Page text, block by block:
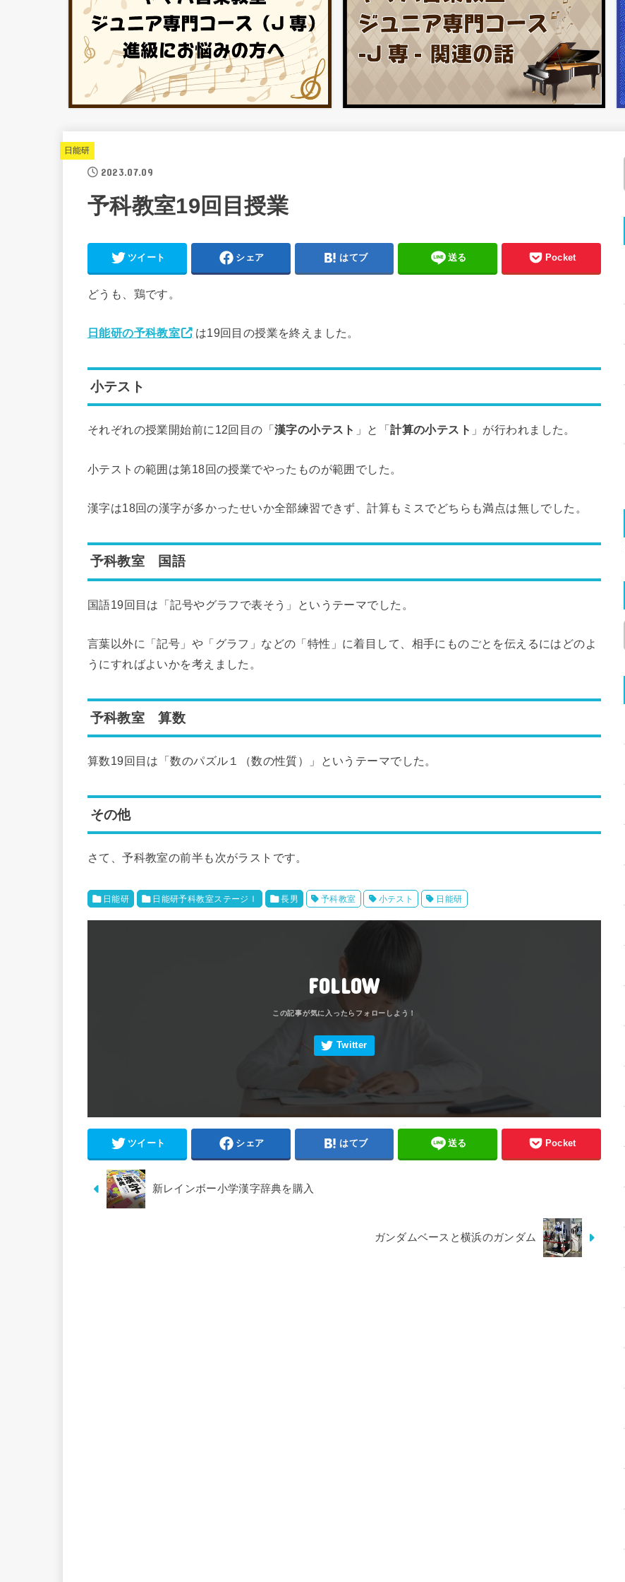
日能研
2023.07.09
予科教室19回目授業
ツイート シェア はてブ 送る Pocket
どうも、鶏です。
日能研の予科教室 は19回目の授業を終えました。
小テスト
それぞれの授業開始前に12回目の「漢字の小テスト 」と「計算の小テスト 」が行われました。
小テストの範囲は第18回の授業でやったものが範囲でした。
漢字は18回の漢字が多かったせいか全部練習できず、計算もミスでどちらも満点は無しでした。
予科教室 国語
国語19回目は「記号やグラフで表そう」というテーマでした。
言葉以外に「記号」や「グラフ」などの「特性」に着目して、相手にものごとを伝えるにはどのよ
うにすればよいかを考えました。
予科教室 算数
算数19回目は「数のパズル１（数の性質）」というテーマでした。
その他
さて、予科教室の前半も次がラストです。
日能研 日能研予科教室ステージⅠ 長男 予科教室 小テスト 日能研
FOLLOW
ツイート シェア はてブ 送る Pocket
新レインボー小学漢字辞典を購入
ガンダムベースと横浜のガンダム